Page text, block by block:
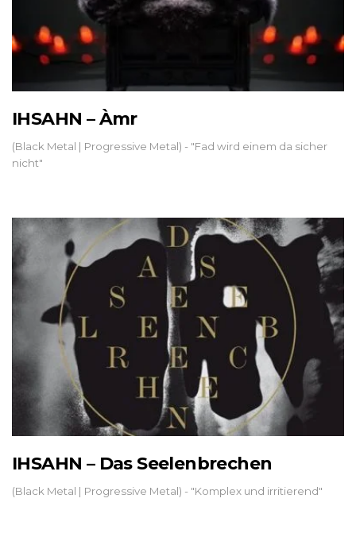
IHSAHN – Àmr
(Black Metal | Progressive Metal) - "Fad wird einem da sicher
nicht"
IHSAHN – Das Seelenbrechen
(Black Metal | Progressive Metal) - "Komplex und irritierend"